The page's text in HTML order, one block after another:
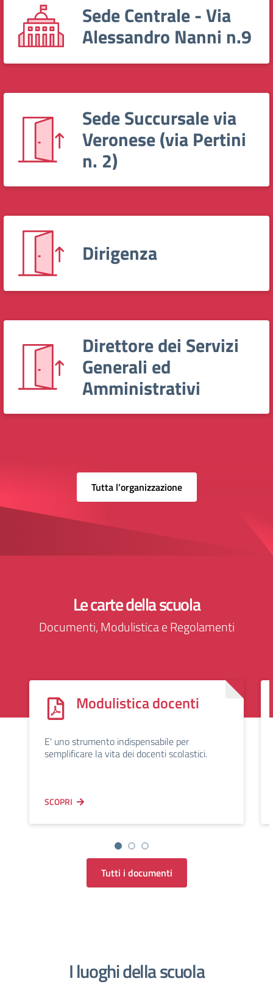
Sede Centrale - Via
Alessandro Nanni n.9
Sede Succursale via
Veronese (via Pertini
n. 2)
Dirigenza
Direttore dei Servizi
Generali ed
Amministrativi
Tutta l’organizzazione
Le carte della scuola
Documenti, Modulistica e Regolamenti
Modulistica docenti
E' uno strumento indispensabile per
semplificare la vita dei docenti scolastici.
SCOPRI
Tutti i documenti
I luoghi della scuola